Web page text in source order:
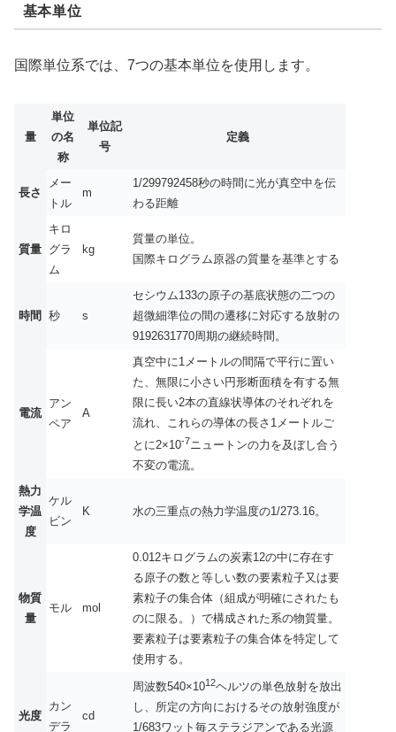
基本単位
国際単位系では、7つの基本単位を使用します。
量
単位
の名
称
単位記
号
定義
長さ
メー
トル
m
1/299792458秒の時間に光が真空中を伝
わる距離
質量
キロ
グラ
ム
kg
質量の単位。
国際キログラム原器の質量を基準とする
時間 秒 s
セシウム133の原子の基底状態の二つの
超微細準位の間の遷移に対応する放射の
9192631770周期の継続時間。
電流
アン
ペア
A
真空中に1メートルの間隔で平行に置い
た、無限に小さい円形断面積を有する無
限に長い2本の直線状導体のそれぞれを
流れ、これらの導体の長さ1メートルご
とに2×10-7ニュートンの力を及ぼし合う
不変の電流。
熱力
学温
度
ケル
ビン
K 水の三重点の熱力学温度の1/273.16。
物質
量
モル mol
0.012キログラムの炭素12の中に存在す
る原子の数と等しい数の要素粒子又は要
素粒子の集合体（組成が明確にされたも
のに限る。）で構成された系の物質量。
要素粒子は要素粒子の集合体を特定して
使用する。
光度
カン
デラ
cd
周波数540×1012ヘルツの単色放射を放出
し、所定の方向におけるその放射強度が
1/683ワット毎ステラジアンである光源